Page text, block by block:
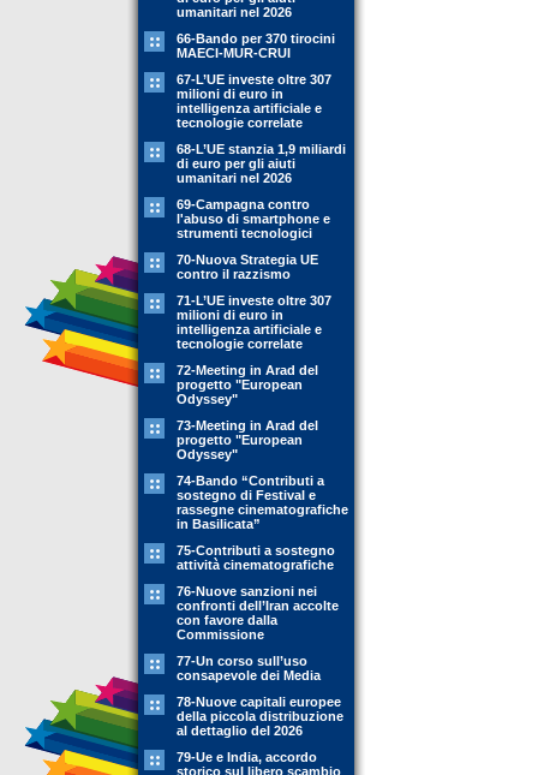
umanitari nel 2026
66-Bando per 370 tirocini
MAECI-MUR-CRUI
67-L’UE investe oltre 307
milioni di euro in
intelligenza artificiale e
tecnologie correlate
68-L’UE stanzia 1,9 miliardi
di euro per gli aiuti
umanitari nel 2026
69-Campagna contro
l'abuso di smartphone e
strumenti tecnologici
70-Nuova Strategia UE
contro il razzismo
71-L’UE investe oltre 307
milioni di euro in
intelligenza artificiale e
tecnologie correlate
72-Meeting in Arad del
progetto "European
Odyssey"
73-Meeting in Arad del
progetto "European
Odyssey"
74-Bando “Contributi a
sostegno di Festival e
rassegne cinematografiche
in Basilicata”
75-Contributi a sostegno
attività cinematografiche
76-Nuove sanzioni nei
confronti dell’Iran accolte
con favore dalla
Commissione
77-Un corso sull’uso
consapevole dei Media
78-Nuove capitali europee
della piccola distribuzione
al dettaglio del 2026
79-Ue e India, accordo
storico sul libero scambio